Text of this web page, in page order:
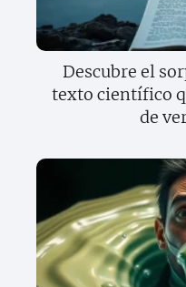
Descubre el
texto científico
de